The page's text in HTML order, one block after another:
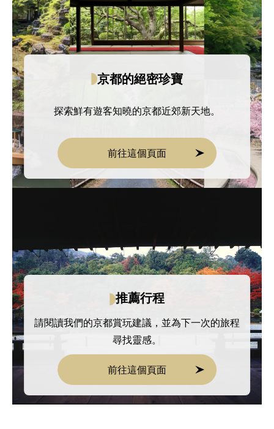
京都的絕密珍寶
探索鮮有遊客知曉的京都近郊新天地。
前往這個頁面
推薦行程
請閱讀我們的京都賞玩建議，並為下一次的旅程
尋找靈感。
前往這個頁面